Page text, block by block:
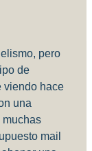
pero
de
viendo hace
una
muchas
mail